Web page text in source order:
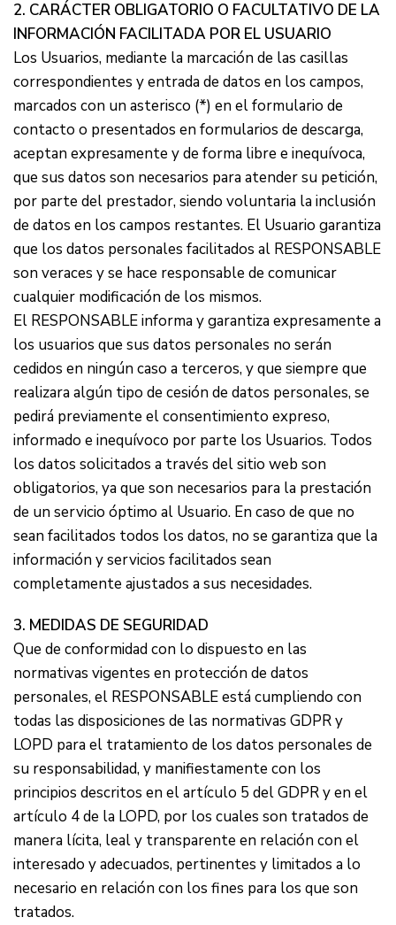
2. CARÁCTER OBLIGATORIO O FACULTATIVO DE LA
INFORMACIÓN FACILITADA POR EL USUARIO
Los Usuarios, mediante la marcación de las casillas
correspondientes y entrada de datos en los campos,
marcados con un asterisco (*) en el formulario de
contacto o presentados en formularios de descarga,
aceptan expresamente y de forma libre e inequívoca,
que sus datos son necesarios para atender su petición,
por parte del prestador, siendo voluntaria la inclusión
de datos en los campos restantes. El Usuario garantiza
que los datos personales facilitados al RESPONSABLE
son veraces y se hace responsable de comunicar
cualquier modificación de los mismos.
El RESPONSABLE informa y garantiza expresamente a
los usuarios que sus datos personales no serán
cedidos en ningún caso a terceros, y que siempre que
realizara algún tipo de cesión de datos personales, se
pedirá previamente el consentimiento expreso,
informado e inequívoco por parte los Usuarios. Todos
los datos solicitados a través del sitio web son
obligatorios, ya que son necesarios para la prestación
de un servicio óptimo al Usuario. En caso de que no
sean facilitados todos los datos, no se garantiza que la
información y servicios facilitados sean
completamente ajustados a sus necesidades.
3. MEDIDAS DE SEGURIDAD
Que de conformidad con lo dispuesto en las
normativas vigentes en protección de datos
personales, el RESPONSABLE está cumpliendo con
todas las disposiciones de las normativas GDPR y
LOPD para el tratamiento de los datos personales de
su responsabilidad, y manifiestamente con los
principios descritos en el artículo 5 del GDPR y en el
artículo 4 de la LOPD, por los cuales son tratados de
manera lícita, leal y transparente en relación con el
interesado y adecuados, pertinentes y limitados a lo
necesario en relación con los fines para los que son
tratados.